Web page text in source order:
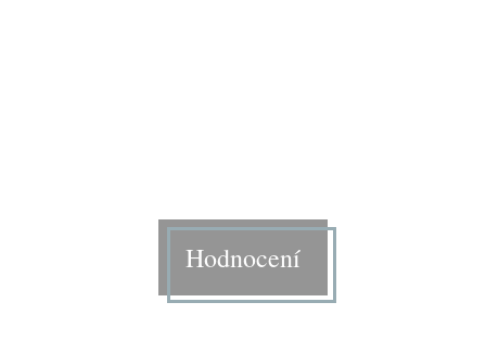
Hodnocení